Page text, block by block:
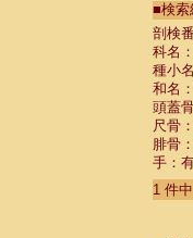
■検索
剖検
科名
種小
和名
頭蓋
尺骨
腓骨
手：
1 件